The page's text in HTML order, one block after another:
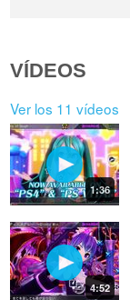
VÍDEOS
Ver los 11 vídeos
1:36
4:52